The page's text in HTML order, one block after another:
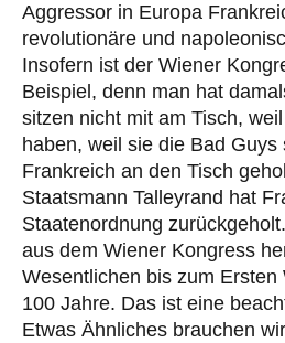
Aggressor in Europa
revolutionäre und
Insofern ist der Wiener
Beispiel, denn man hat
sitzen nicht mit am Tisch,
haben, weil sie die Bad
Frankreich an den Tisch
Staatsmann Talleyrand hat
Staatenordnung
aus dem Wiener Kongress
Wesentlichen bis zum Ersten
100 Jahre. Das ist eine
Etwas Ähnliches brauchen